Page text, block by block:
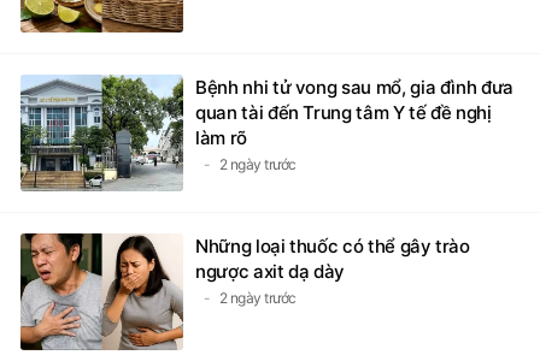
Bệnh nhi tử vong sau mổ, gia đình đưa
quan tài đến Trung tâm Y tế đề nghị
làm rõ
2 ngày trước
Những loại thuốc có thể gây trào
ngược axit dạ dày
2 ngày trước